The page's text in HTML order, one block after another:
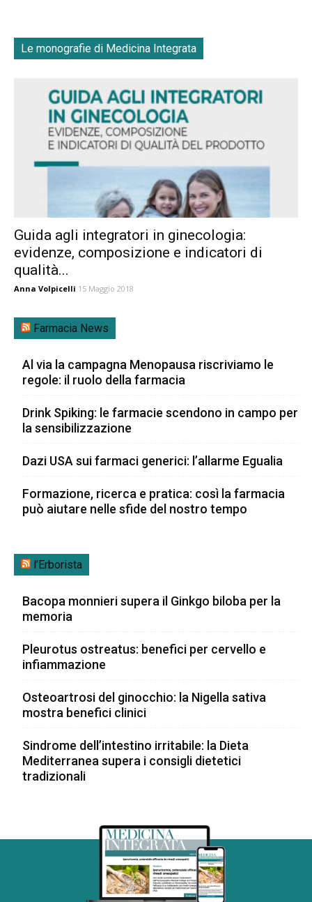
Le monografie di Medicina Integrata
Guida agli integratori in ginecologia:
evidenze, composizione e indicatori di
qualità...
Anna Volpicelli 15 Maggio 2018
Farmacia News
Al via la campagna Menopausa riscriviamo le
regole: il ruolo della farmacia
Drink Spiking: le farmacie scendono in campo per
la sensibilizzazione
Dazi USA sui farmaci generici: l’allarme Egualia
Formazione, ricerca e pratica: così la farmacia
può aiutare nelle sfide del nostro tempo
l’Erborista
Bacopa monnieri supera il Ginkgo biloba per la
memoria
Pleurotus ostreatus: benefici per cervello e
infiammazione
Osteoartrosi del ginocchio: la Nigella sativa
mostra benefici clinici
Sindrome dell’intestino irritabile: la Dieta
Mediterranea supera i consigli dietetici
tradizionali